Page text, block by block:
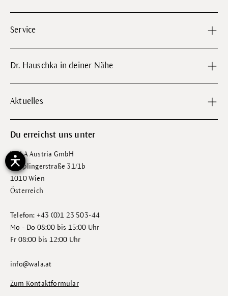
Service
Dr. Hauschka in deiner Nähe
Aktuelles
Du erreichst uns unter
WALA Austria GmbH
Wipplingerstraße 31/1b
1010 Wien
Österreich
Telefon: +43 (0)1 23 503-44
Mo - Do 08:00 bis 15:00 Uhr
Fr 08:00 bis 12:00 Uhr
info@wala.at
Zum Kontaktformular